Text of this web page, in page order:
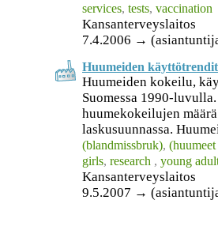
services, tests, vaccination
Kansanterveyslaitos
7.4.2006 →
Huumeiden
Huumeiden kokeilu,
Suomessa 1990-
huumekokeilujen
laskusuunnassa.
(blandmissbruk),
girls, research , young
Kansanterveyslaitos
9.5.2007 →